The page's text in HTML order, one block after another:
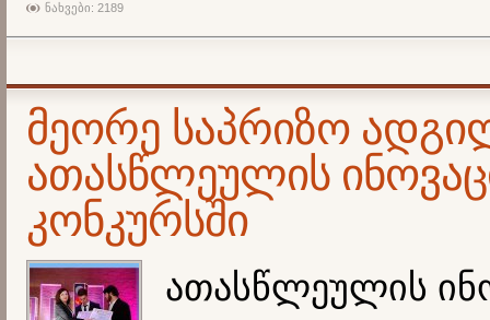
ნახვები: 2189
მეორე საპრიზო
ათასწლეულის
კონკურსში
ათასწლეულის